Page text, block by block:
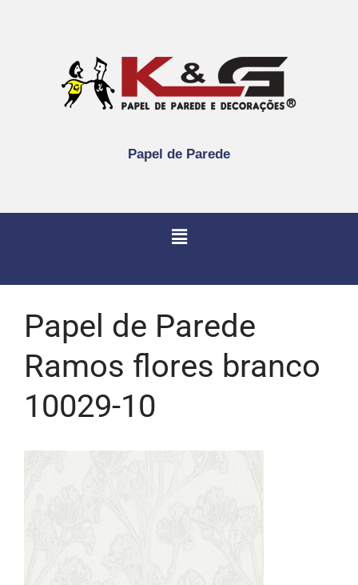
Papel de Parede
Papel de Parede
Ramos flores branco
10029-10